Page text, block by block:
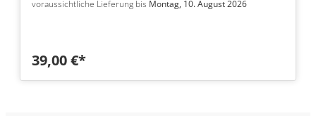
voraussichtliche Lieferung bis Montag, 10. August 2026
39,00 €*